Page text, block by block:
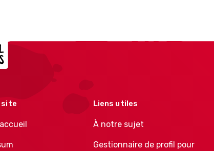
site Liens utiles
À notre sujet
Gestionnaire de profil pour